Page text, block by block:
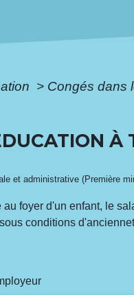
> Congés dans
et administrative (Première
foyer d'un enfant, le
conditions